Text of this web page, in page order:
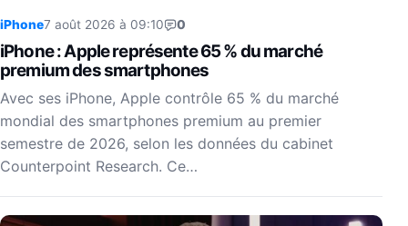
iPhone7 août 2026 à 09:10 0
iPhone : Apple représente 65 % du marché
premium des smartphones
Avec ses iPhone, Apple contrôle 65 % du marché
mondial des smartphones premium au premier
semestre de 2026, selon les données du cabinet
Counterpoint Research. Ce…